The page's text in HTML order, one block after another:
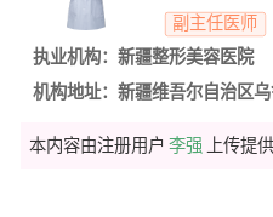
副主任医师
执业机构：新疆整形美容医院
机构地址：新疆维吾尔自治区
本内容由注册用户 李强 上传提供